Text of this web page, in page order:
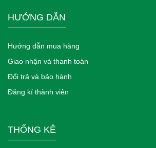
HƯỚNG DẪN
Hướng dẫn mua hàng
Giao nhận và thanh toán
Đổi trả và bảo hành
Đăng kí thành viên
THỐNG KÊ